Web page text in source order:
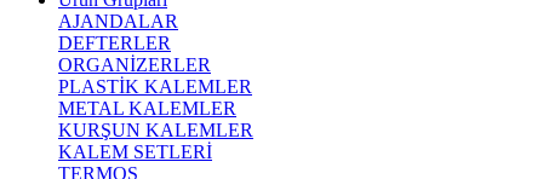
AJANDALAR
DEFTERLER
ORGANİZERLER
PLASTİK KALEMLER
METAL KALEMLER
KURŞUN KALEMLER
KALEM SETLERİ
TERMOS